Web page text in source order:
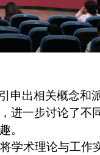
引申出相关概念和
进一步讨论了不
。
学术理论与工作